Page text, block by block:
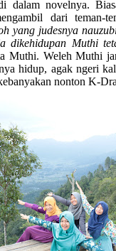
dalam novelnya.
dari teman-
yang judesnya
dikehidupan Muthi
Muthi. Weleh Muthi
hidup, agak ngeri
nonton K-